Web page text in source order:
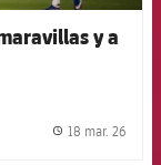
y a
18 mar. 26